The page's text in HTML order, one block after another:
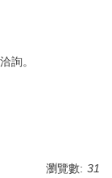
詢。
瀏覽數: 31